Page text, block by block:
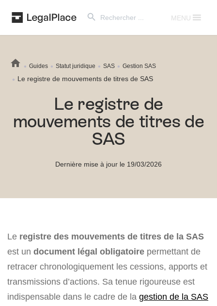
for:
MENU
Guides Statut juridique SAS Gestion SAS
Le registre de mouvements de titres de SAS
Le registre de
mouvements de titres de
SAS
Dernière mise à jour le 19/03/2026
Le registre des mouvements de titres de la SAS
est un document légal obligatoire permettant de
retracer chronologiquement les cessions, apports et
transmissions d’actions. Sa tenue rigoureuse est
indispensable dans le cadre de la gestion de la SAS